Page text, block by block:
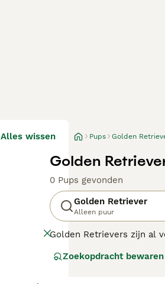
Alles wissen Pups Golden
Golden
0 Pups gevonden
Golden Retriever
Alleen puur
Golden Retrievers zijn al
oorspronkelijk gefokt om
Zoekopdracht bewaren